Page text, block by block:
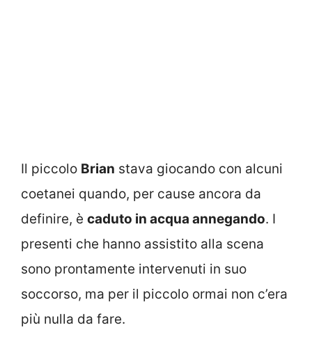
Il piccolo Brian stava giocando con alcuni
coetanei quando, per cause ancora da
definire, è caduto in acqua annegando. I
presenti che hanno assistito alla scena
sono prontamente intervenuti in suo
soccorso, ma per il piccolo ormai non c’era
più nulla da fare.